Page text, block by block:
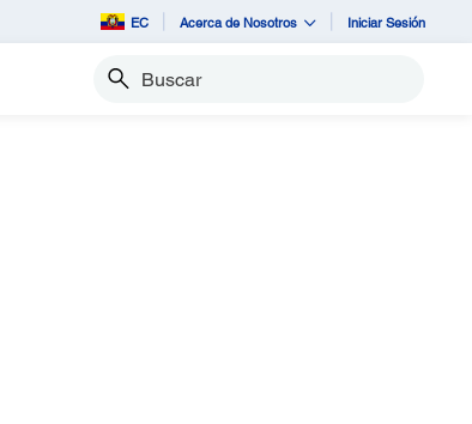
EC Acerca de Nosotros Iniciar Sesión
Buscar